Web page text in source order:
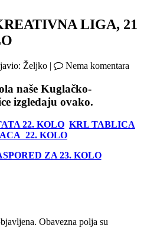
LIGA, 21
Željko | Nema komentara
naše Kuglačko-
izgledaju ovako.
22. KOLO KRL TABLICA
22. KOLO
ZA 23. KOLO
Obavezna polja su